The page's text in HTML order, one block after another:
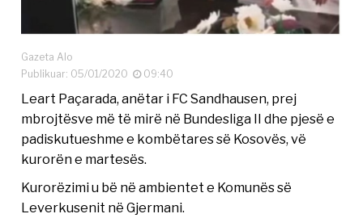
Gazeta Alo
Publikuar: 05/01/2020
09:40
Leart Paçarada, anëtar i FC Sandhausen, prej
mbrojtësve më të mirë në Bundesliga II dhe pjesë e
padiskutueshme e kombëtares së Kosovës, vë
kurorën e martesës.
Kurorëzimi u bë në ambientet e Komunës së
Leverkusenit në Gjermani.